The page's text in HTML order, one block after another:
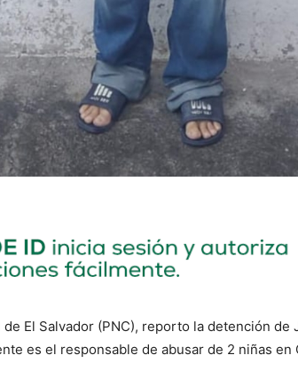
El Salvador (PNC), reporto la detención de
es el responsable de abusar de 2 niñas en